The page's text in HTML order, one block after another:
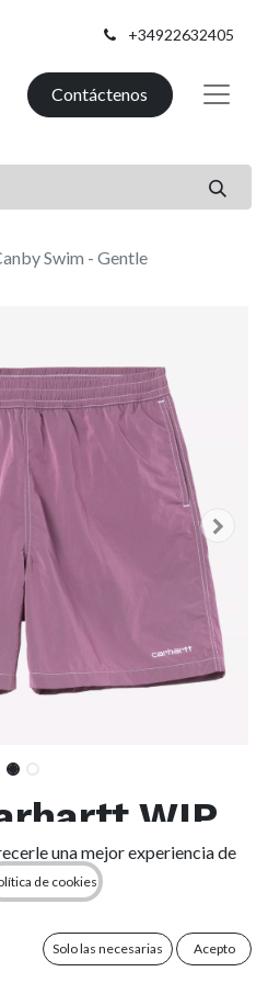
+34922632405
Contáctenos
Swim - Gentle
WIP
- Gentle
una mejor experiencia de
de cookies
Solo las necesarias Acepto